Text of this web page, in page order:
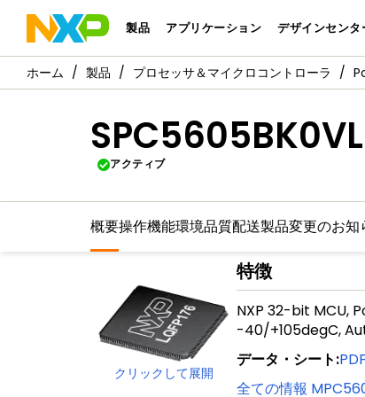
製品 アプリケーション デザインセンタ
製品 プロセッサ＆マイクロコントローラ
アクティブ
概要操作機能環境品質配送製品変更のお知
クリックして展開
特徴
NXP 32-bit MCU,
-40/+105degC,
データ・シート:PDF
全ての情報